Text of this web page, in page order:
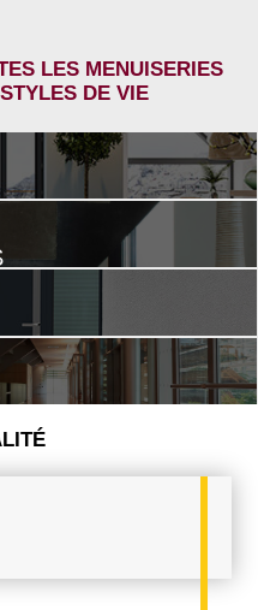
LES MENUISERIES
DE VIE